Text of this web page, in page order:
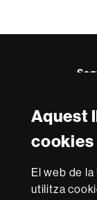
Aquest
cookies
El web de
utilitza